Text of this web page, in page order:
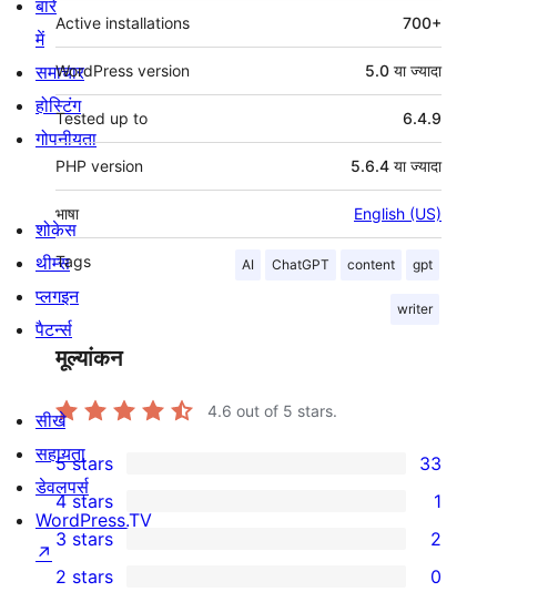
Active installations 700+
WordPress version 5.0 या ज्यादा
Tested up to 6.4.9
PHP version 5.6.4 या ज्यादा
भाषा English (US)
Tags AI ChatGPT content gpt
writer
मूल्यांकन
4.6 out of 5 stars.
33
5-
star
reviews
5 stars 33
1
4-
star
4 stars 1
2
3-
3 stars 2
2 stars 0
बारे
में
समाचार
होस्टिंग
गोपनीयता
शोकेस
थीम्स
प्लगइन
पैटर्न्स
सीखे
सहायता
डेवलपर्स
WordPress.TV
↗